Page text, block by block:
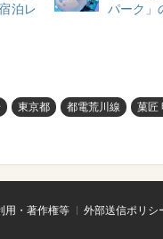
泊レ
パーク」
東京都 都電荒川線 菓匠
用・著作権等 外部送信ポリシ